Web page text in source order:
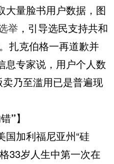
大量脸书用户数据，图
举 ，引导选民支持共和
扎克伯格一再道歉并
息专家说，用户个人数
卖乃至滥用已是普遍现
”】
加利福尼亚州“硅
33岁人生中第一次在